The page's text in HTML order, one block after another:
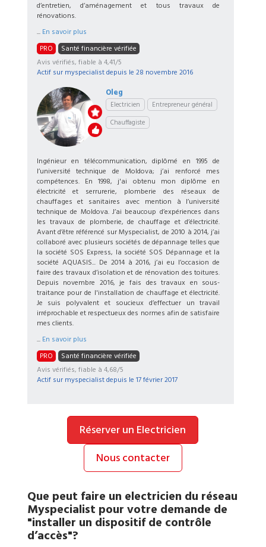
d’entretien, d’aménagement et tous travaux de
rénovations.
... En savoir plus
PRO
Santé financière vérifiée
Avis vérifiés, fiable à 4,41/5
Actif sur myspecialist depuis le 28 novembre 2016
Oleg
Electricien
Entrepreneur général
Chauffagiste
Ingénieur en télécommunication, diplômé en 1995 de
l’université technique de Moldova; j’ai renforcé mes
compétences. En 1998, j'ai obtenu mon diplôme en
électricité et serrurerie, plomberie des réseaux de
chauffages et sanitaires avec mention à l’université
technique de Moldova. J’ai beaucoup d’expériences dans
les travaux de plomberie, de chauffage et d’électricité.
Avant d’être référencé sur Myspecialist, de 2010 à 2014, j’ai
collaboré avec plusieurs sociétés de dépannage telles que
la société SOS Express, la société SOS Dépannage et la
société AQUASIS... De 2014 à 2016, j’ai eu l’occasion de
faire des travaux d’isolation et de rénovation des toitures.
Depuis novembre 2016, je fais des travaux en sous-
traitance pour de l'installation de chauffage et électricité.
Je suis polyvalent et soucieux d’effectuer un travail
irréprochable et respectueux des normes afin de satisfaire
mes clients.
... En savoir plus
PRO
Santé financière vérifiée
Avis vérifiés, fiable à 4,68/5
Actif sur myspecialist depuis le 17 février 2017
Réserver un Electricien
Nous contacter
Que peut faire un electricien du réseau
Myspecialist pour votre demande de
"installer un dispositif de contrôle
d’accès"?